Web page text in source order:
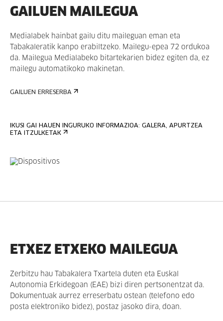
GAILUEN MAILEGUA
Medialabek hainbat gailu ditu maileguan eman eta
Tabakaleratik kanpo erabiltzeko. Mailegu-epea 72 ordukoa
da. Mailegua Medialabeko bitartekarien bidez egiten da, ez
mailegu automatikoko makinetan.
GAILUEN ERRESERBA
IKUSI GAI HAUEN INGURUKO INFORMAZIOA: GALERA, APURTZEA
ETA ITZULKETAK
ETXEZ ETXEKO MAILEGUA
Zerbitzu hau Tabakalera Txartela duten eta Euskal
Autonomia Erkidegoan (EAE) bizi diren pertsonentzat da.
Dokumentuak aurrez erreserbatu ostean (telefono edo
posta elektroniko bidez), postaz jasoko dira, doan.